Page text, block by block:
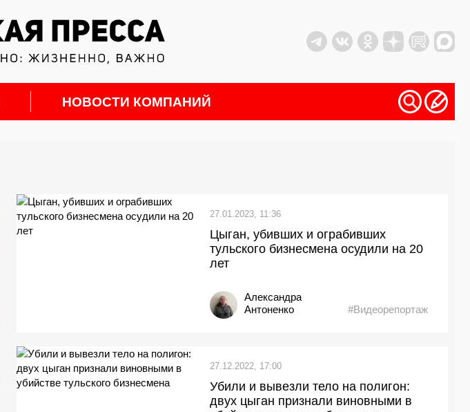
НОВОСТИ КОМПАНИЙ
27.01.2023, 11:36
Цыган, убивших и ограбивших
тульского бизнесмена осудили на 20
лет
Александра
Антоненко
#Видеорепортаж
27.12.2022, 17:00
Убили и вывезли тело на полигон:
двух цыган признали виновными в